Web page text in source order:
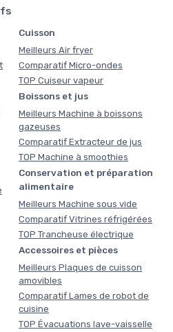
Cuisson
Meilleurs Air fryer
Comparatif Micro-ondes
TOP Cuiseur vapeur
Boissons et jus
Meilleurs Machine à boissons
gazeuses
Comparatif Extracteur de jus
TOP Machine à smoothies
Conservation et préparation
alimentaire
Meilleurs Machine sous vide
Comparatif Vitrines réfrigérées
TOP Trancheuse électrique
Accessoires et pièces
Meilleurs Plaques de cuisson
amovibles
Comparatif Lames de robot de
cuisine
TOP Évacuations lave-vaisselle